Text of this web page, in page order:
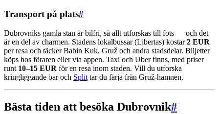
Transport på plats#
Dubrovniks gamla stan är bilfri, så allt utforskas till fots — och det
är en del av charmen. Stadens lokalbussar (Libertas) kostar2 EUR
per resa och täcker Babin Kuk, Gruž och andra stadsdelar. Biljetter
köps hos föraren eller via appen. Taxi och Uber finns, med priser
runt 10–15 EUR för en resa inom staden. Vill du utforska
kringliggande öar och Split tar du färja från Gruž-hamnen.
Bästa tiden att besöka Dubrovnik#